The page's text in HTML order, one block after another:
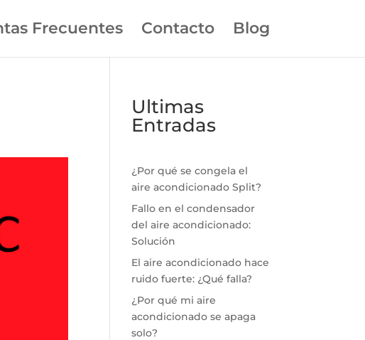
Frecuentes Contacto Blog
Ultimas
Entradas
¿Por qué se congela el
aire acondicionado Split?
Fallo en el condensador
del aire acondicionado:
Solución
El aire acondicionado hace
ruido fuerte: ¿Qué falla?
¿Por qué mi aire
acondicionado se apaga
solo?